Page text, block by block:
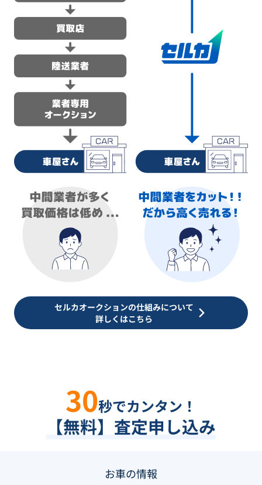
セルカオークションの仕組みについて
詳しくはこちら
30秒でカンタン！
【無料】査定申し込み
お車の情報